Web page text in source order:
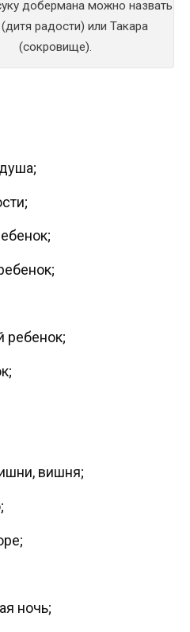
добермана можно назвать
радости) или Такара
(сокровище).
ребенок;
вишня;
ночь;